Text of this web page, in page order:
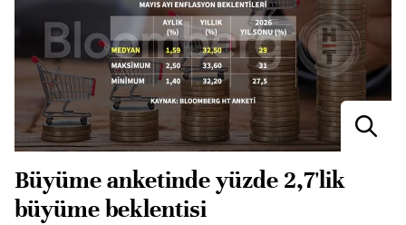
Büyüme anketinde yüzde 2,7'lik
büyüme beklentisi